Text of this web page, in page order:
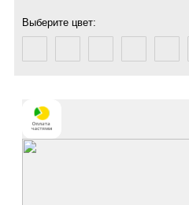
Выберите цвет: